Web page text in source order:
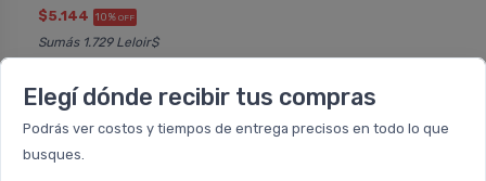
Elegí dónde recibir tus compras
Podrás ver costos y tiempos de entrega precisos en todo lo que
busques.
$5.144 10% OFF
Sumás 1.729 Leloir$
Agregar